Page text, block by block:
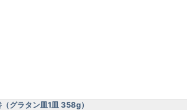
グラタン皿1皿 358g）